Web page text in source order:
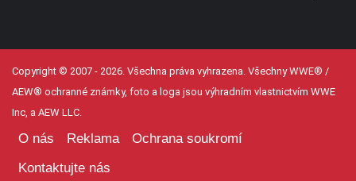
Copyright © 2007 - 2026. Všechna práva vyhrazena. Všechny WWE® /
AEW® ochranné známky, foto a loga jsou výhradním vlastnictvím WWE
Inc, a AEW LLC.
O nás Reklama
Ochrana soukromí
Kontaktujte nás